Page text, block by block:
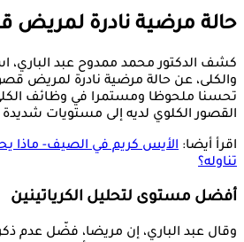
حالة مرضية نادرة لمريض
كشف الدكتور محمد ممدوح عبد الباري،
والكلى، عن حالة مرضية نادرة لمريض
تحسنا ملحوظا ومستمرا في وظائف
القصور الكلوي لديه إلى مستويات
اقرأ أيضا: الأيس كريم في الصيف- ماذا
تناوله؟
أفضل مستوى لتحليل الكرياتينين
وقال عبد الباري، إن مريضا، فضّل عدم